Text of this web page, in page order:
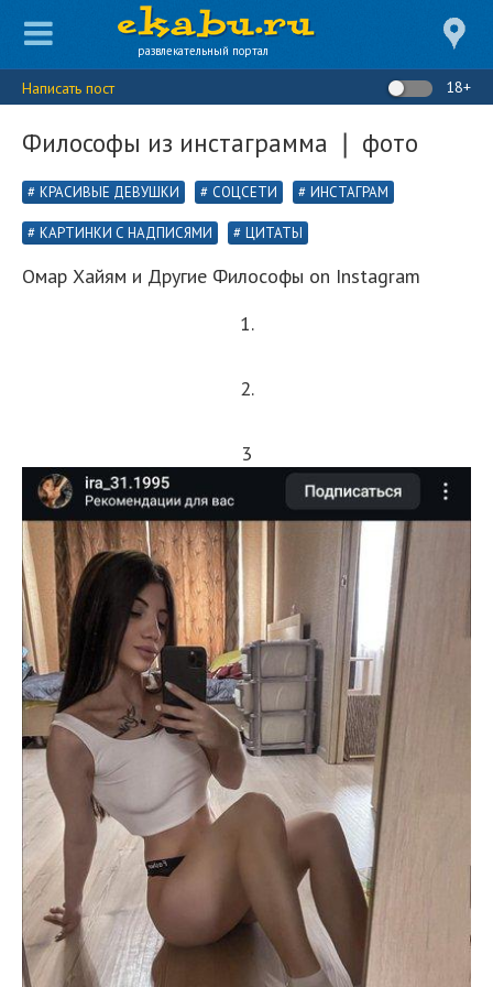
развлекательный портал
Написать пост 18+
Философы из инстаграмма ❘ фото
КРАСИВЫЕ ДЕВУШКИ СОЦСЕТИ ИНСТАГРАМ
КАРТИНКИ С НАДПИСЯМИ ЦИТАТЫ
Омар Хайям и Другие Философы on Instagram
1.
2.
3